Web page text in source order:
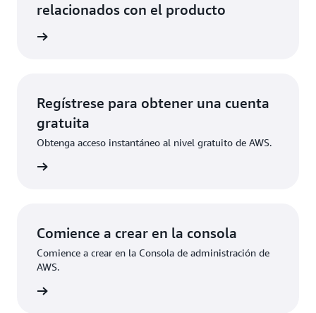
relacionados con el producto
Regístrese para obtener una cuenta
gratuita
Obtenga acceso instantáneo al nivel gratuito de AWS.
Comience a crear en la consola
Comience a crear en la Consola de administración de
AWS.